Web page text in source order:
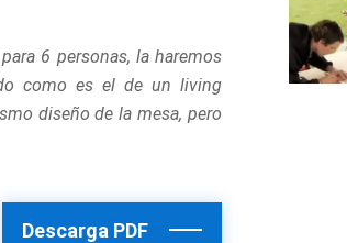
6 personas, la haremos
como es el de un living
diseño de la mesa, pero
Descarga PDF